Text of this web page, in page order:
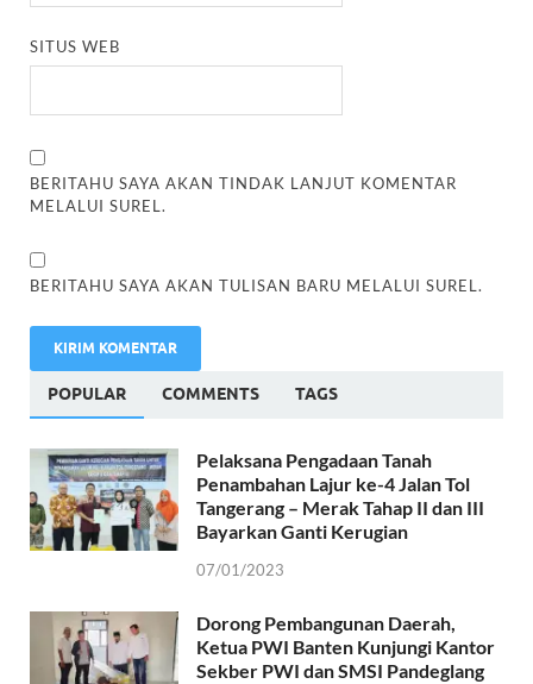
SITUS WEB
BERITAHU SAYA AKAN TINDAK LANJUT KOMENTAR
MELALUI SUREL.
BERITAHU SAYA AKAN TULISAN BARU MELALUI SUREL.
POPULAR COMMENTS TAGS
Pelaksana Pengadaan Tanah
Penambahan Lajur ke-4 Jalan Tol
Tangerang – Merak Tahap II dan III
Bayarkan Ganti Kerugian
07/01/2023
Dorong Pembangunan Daerah,
Ketua PWI Banten Kunjungi Kantor
Sekber PWI dan SMSI Pandeglang